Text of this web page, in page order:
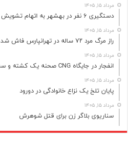
مرداد ۱۵, ۱۴۰۵
دستگیری ۶ نفر در بهشهر به اتهام تشویش اذهان عمومی
مرداد ۱۵, ۱۴۰۵
راز مرگ مرد ۷۲ ساله در تهرانپارس فاش شد
مرداد ۱۵, ۱۴۰۵
انفجار در جایگاه CNG صحنه یک کشته و سه مصدوم برجا گذاشت
مرداد ۱۵, ۱۴۰۵
پایان تلخ یک نزاع خانوادگی در دورود
مرداد ۱۵, ۱۴۰۵
سناریوی بلاگر زن برای قتل شوهرش